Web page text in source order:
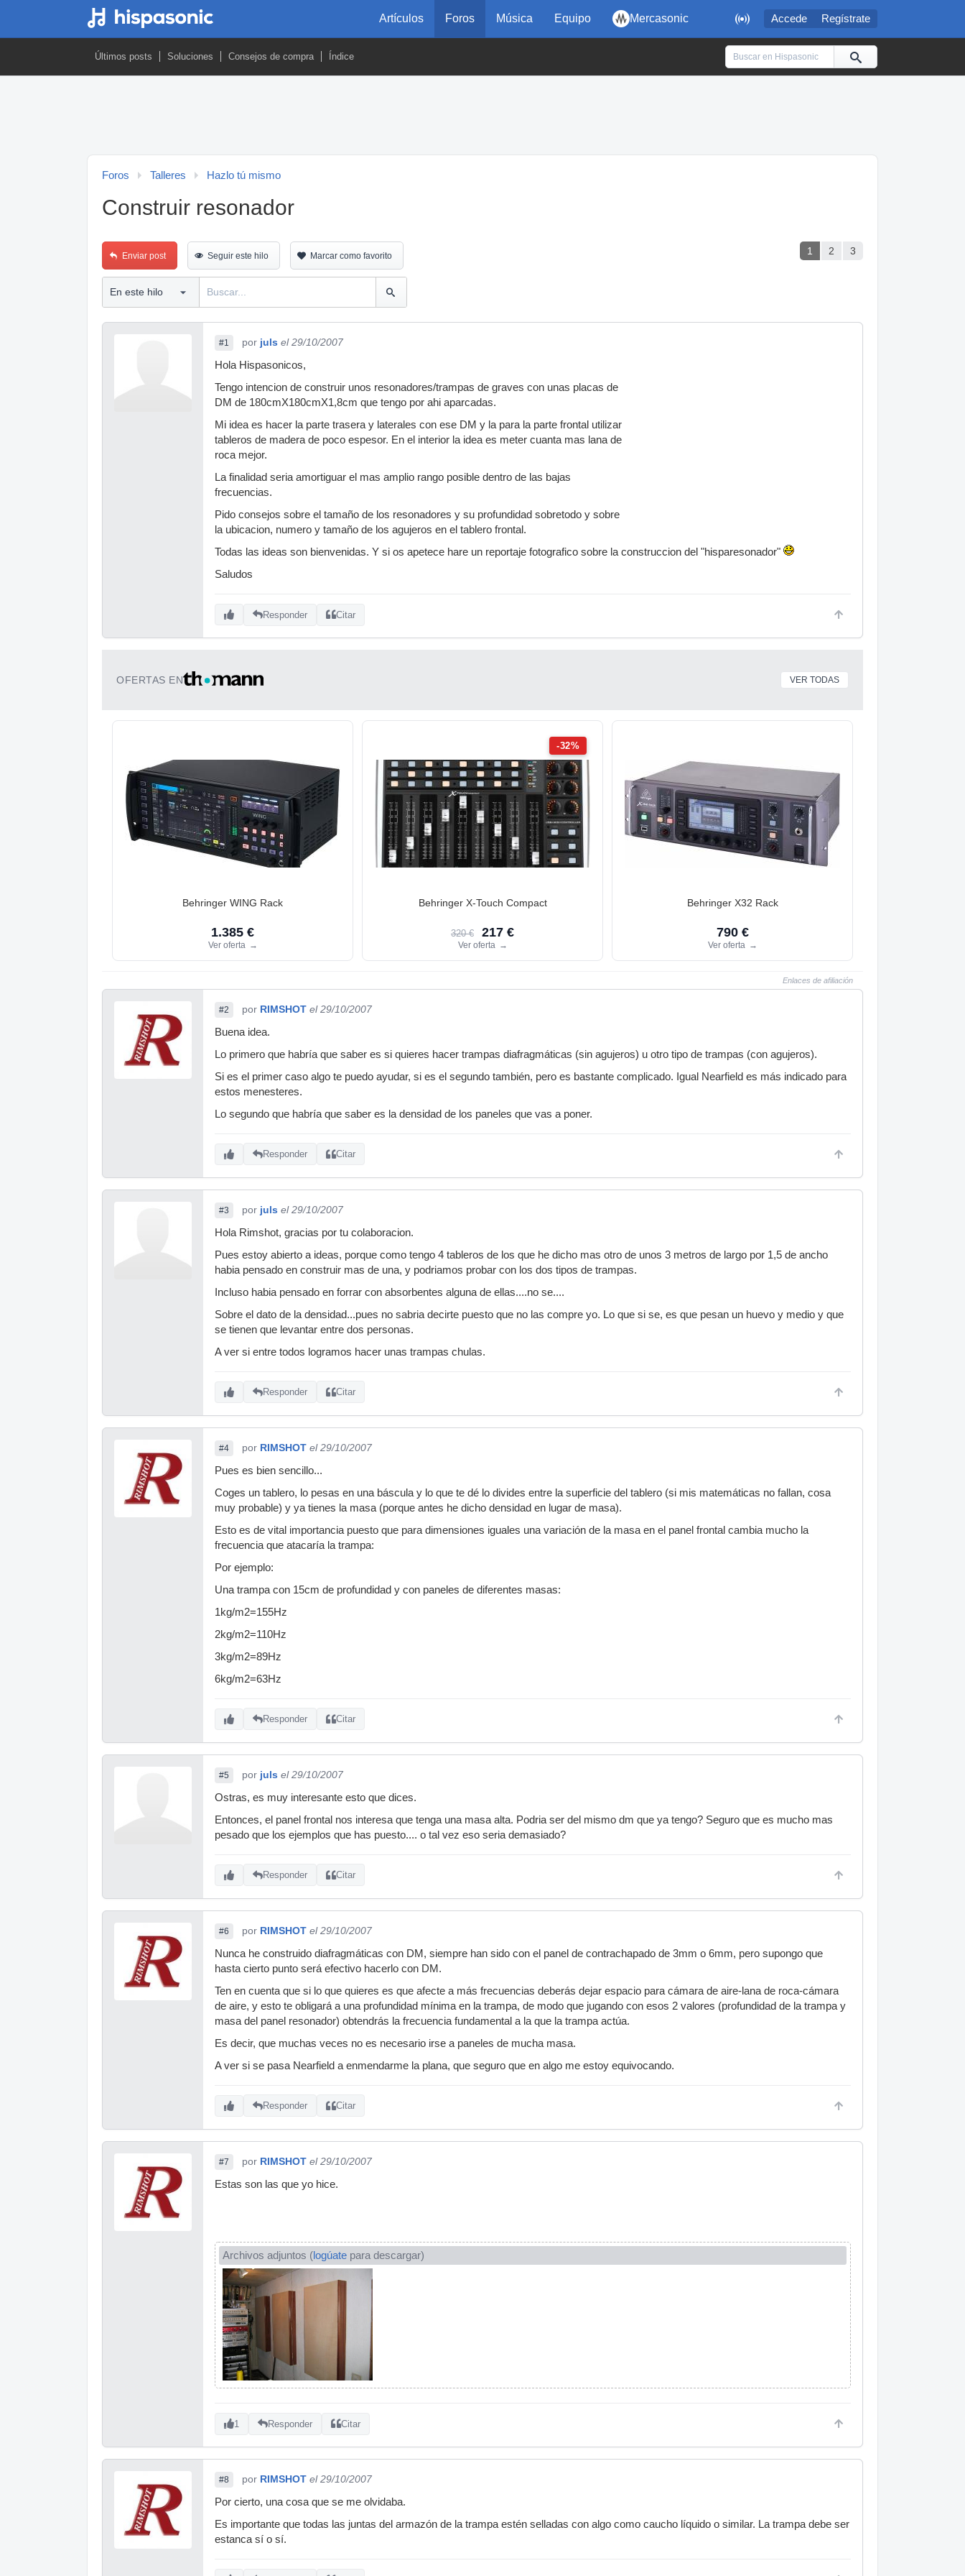
 Accede Regístrate
Artículos Foros Música Equipo Mercasonic
Últimos posts Soluciones Consejos de compra Índice
Foros Talleres Hazlo tú mismo
Construir resonador
1 2 3
Enviar post Seguir este hilo Marcar como favorito
#1 por juls el 29/10/2007
Hola Hispasonicos,
Tengo intencion de construir unos resonadores/trampas de graves con unas placas de
DM de 180cmX180cmX1,8cm que tengo por ahi aparcadas.
Mi idea es hacer la parte trasera y laterales con ese DM y la para la parte frontal utilizar
tableros de madera de poco espesor. En el interior la idea es meter cuanta mas lana de
roca mejor.
La finalidad seria amortiguar el mas amplio rango posible dentro de las bajas
frecuencias.
Pido consejos sobre el tamaño de los resonadores y su profundidad sobretodo y sobre
la ubicacion, numero y tamaño de los agujeros en el tablero frontal.
Todas las ideas son bienvenidas. Y si os apetece hare un reportaje fotografico sobre la construccion del "hisparesonador"
Saludos
Responder Citar
OFERTAS EN VER TODAS
Behringer WING Rack
1.385 €
Ver oferta →
-32%
Behringer X-Touch Compact
320 € 217 €
Ver oferta →
Behringer X32 Rack
790 €
Ver oferta →
Enlaces de afiliación
#2 por RIMSHOT el 29/10/2007
Buena idea.
Lo primero que habría que saber es si quieres hacer trampas diafragmáticas (sin agujeros) u otro tipo de trampas (con agujeros).
Si es el primer caso algo te puedo ayudar, si es el segundo también, pero es bastante complicado. Igual Nearfield es más indicado para
estos menesteres.
Lo segundo que habría que saber es la densidad de los paneles que vas a poner.
Responder Citar
#3 por juls el 29/10/2007
Hola Rimshot, gracias por tu colaboracion.
Pues estoy abierto a ideas, porque como tengo 4 tableros de los que he dicho mas otro de unos 3 metros de largo por 1,5 de ancho
habia pensado en construir mas de una, y podriamos probar con los dos tipos de trampas.
Incluso habia pensado en forrar con absorbentes alguna de ellas....no se....
Sobre el dato de la densidad...pues no sabria decirte puesto que no las compre yo. Lo que si se, es que pesan un huevo y medio y que
se tienen que levantar entre dos personas.
A ver si entre todos logramos hacer unas trampas chulas.
Responder Citar
#4 por RIMSHOT el 29/10/2007
Pues es bien sencillo...
Coges un tablero, lo pesas en una báscula y lo que te dé lo divides entre la superficie del tablero (si mis matemáticas no fallan, cosa
muy probable) y ya tienes la masa (porque antes he dicho densidad en lugar de masa).
Esto es de vital importancia puesto que para dimensiones iguales una variación de la masa en el panel frontal cambia mucho la
frecuencia que atacaría la trampa:
Por ejemplo:
Una trampa con 15cm de profundidad y con paneles de diferentes masas:
1kg/m2=155Hz
2kg/m2=110Hz
3kg/m2=89Hz
6kg/m2=63Hz
Responder Citar
#5 por juls el 29/10/2007
Ostras, es muy interesante esto que dices.
Entonces, el panel frontal nos interesa que tenga una masa alta. Podria ser del mismo dm que ya tengo? Seguro que es mucho mas
pesado que los ejemplos que has puesto.... o tal vez eso seria demasiado?
Responder Citar
#6 por RIMSHOT el 29/10/2007
Nunca he construido diafragmáticas con DM, siempre han sido con el panel de contrachapado de 3mm o 6mm, pero supongo que
hasta cierto punto será efectivo hacerlo con DM.
Ten en cuenta que si lo que quieres es que afecte a más frecuencias deberás dejar espacio para cámara de aire-lana de roca-cámara
de aire, y esto te obligará a una profundidad mínima en la trampa, de modo que jugando con esos 2 valores (profundidad de la trampa y
masa del panel resonador) obtendrás la frecuencia fundamental a la que la trampa actúa.
Es decir, que muchas veces no es necesario irse a paneles de mucha masa.
A ver si se pasa Nearfield a enmendarme la plana, que seguro que en algo me estoy equivocando.
Responder Citar
#7 por RIMSHOT el 29/10/2007
Estas son las que yo hice.
Archivos adjuntos (logúate para descargar)
1 Responder Citar
#8 por RIMSHOT el 29/10/2007
Por cierto, una cosa que se me olvidaba.
Es importante que todas las juntas del armazón de la trampa estén selladas con algo como caucho líquido o similar. La trampa debe ser
estanca sí o sí.